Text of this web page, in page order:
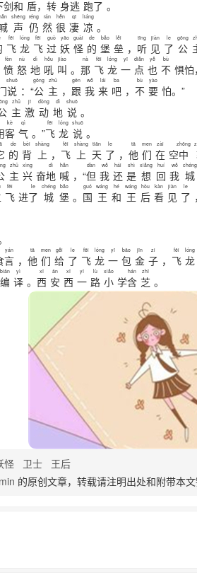
剑和 盾， 转 身逃 跑了 。
声
shēng
仍
réng
然
rán
很
hěn
凄
qī
凉
liáng
。
飞
fēi
龙
lóng
飞
fēi
过
guò
妖
yāo
怪
guài
的
de
堡
bǎo
垒
lěi
， 听
tīng
见
jiàn
了
le
公
gōng
愤
fèn
怒
nù
地
dì
吼
hǒu
叫
jiào
。 那
nà
飞
fēi
龙
lóng
一
yī
点
diǎn
也
yě
不
bù
惧怕，
说
shuō
：“公
gōng
主
zhǔ
， 跟
gēn
我
wǒ
来
lái
吧
ba
， 不
bù
要
yào
怕。”
主
zhǔ
激
jī
动
dòng
地
dì
说
shuō
。
客
kè
气
qì
。”飞
fēi
龙
lóng
说
shuō
。
的
de
背
bèi
上
shàng
， 飞
fēi
上
shàng
天
tiān
了
le
， 他
tā
们
men
在
zài
空中
zhōng
主
zhǔ
兴
xìng
奋地
dì
喊
hǎn
，“但
dàn
我
wǒ
还
hái
是
shì
想
xiǎng
回
huí
我
wǒ
城
chéng
飞
fēi
进了
le
城
chéng
堡
bǎo
。 国
guó
王
wáng
和
hé
王
wáng
后
hòu
看
kàn
见
jiàn
了
le
，
言
yán
， 他
tā
们
men
给
gěi
了
le
飞
fēi
龙
lóng
一
yī
包
bāo
金
jīn
子
zi
， 飞
fēi
龙
lóng
编
biān
译
yì
。 西
xī
安
ān
西
xī
一
yī
路
lù
小
xiǎo
学含
hán
芝
zhī
。
怪 卫士
王后
的原创文章，转载请注明出处和附带本文